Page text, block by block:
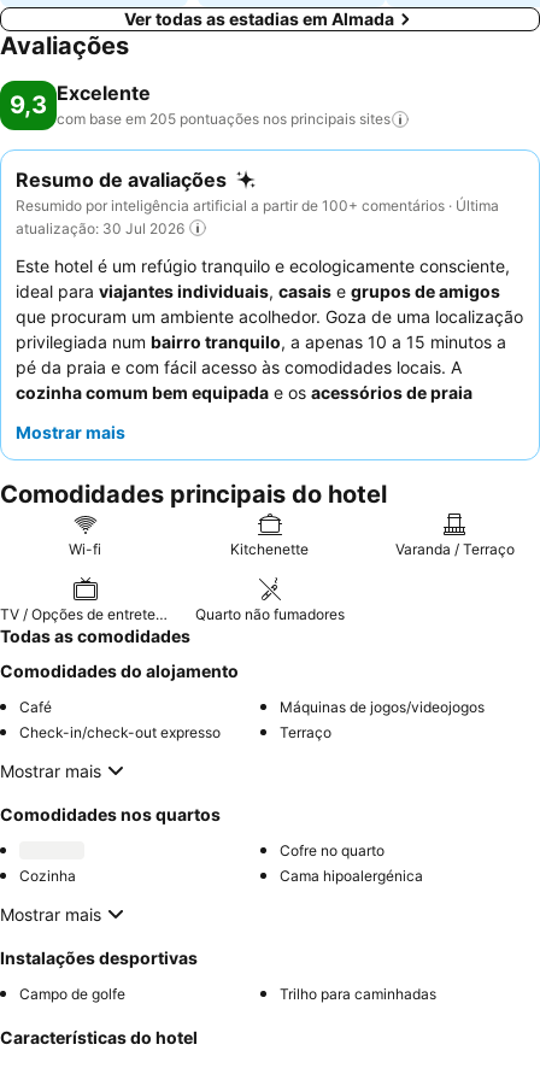
Ver todas as estadias em Almada
Avaliações
9,3 Excelente
com base em 205 pontuações nos principais sites
Resumo de avaliações
Resumido por inteligência artificial a partir de 100+ comentários · Última
atualização: 30 Jul 2026
Este hotel é um refúgio tranquilo e ecologicamente consciente,
ideal para viajantes individuais, casais e grupos de amigos
que procuram um ambiente acolhedor. Goza de uma localização
privilegiada num bairro tranquilo, a apenas 10 a 15 minutos a
pé da praia e com fácil acesso às comodidades locais. A
cozinha comum bem equipada e os acessórios de praia
experiência do hóspede. Os hóspedes elogiam
incrível pequeno-almoço personalizado. Para uma estadia
verdadeiramente tranquila, considere solicitar um quarto com
diferentes maciezes de almofadas para um conforto
Mostrar mais
Comodidades principais do hotel
Wi-fi Kitchenette Varanda / Terraço
TV / Opções de entretenimento Quarto não fumadores
Todas as comodidades
Comodidades do alojamento
Café
Máquinas de jogos/videojogos
Check-in/check-out expresso
Terraço
Mostrar mais
Comodidades nos quartos
Cofre no quarto
Cozinha
Cama hipoalergénica
Mostrar mais
Instalações desportivas
Campo de golfe Trilho para caminhadas
Características do hotel